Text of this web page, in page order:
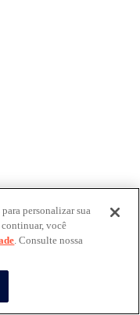
personalizar sua
você
. Consulte nossa